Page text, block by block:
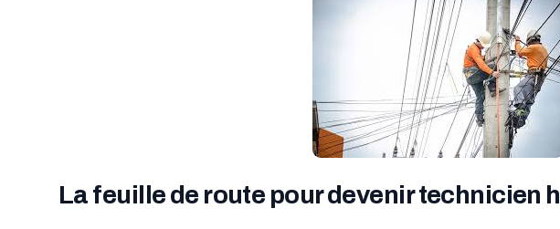
La feuille de route pour devenir technicien